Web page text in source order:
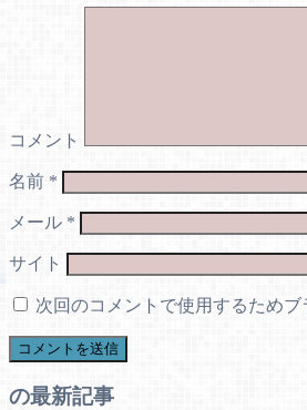
コメント
名前 *
メール *
サイト
次回のコメントで使用するため
の最新記事